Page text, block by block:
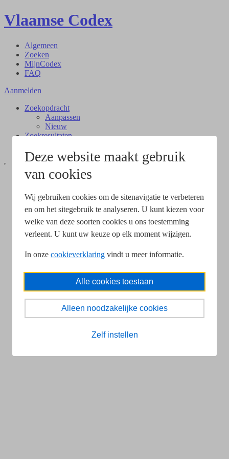
Deze website maakt gebruik
van cookies
Wij gebruiken cookies om de sitenavigatie te verbeteren
en om het sitegebruik te analyseren. U kunt kiezen voor
welke van deze soorten cookies u ons toestemming
verleent. U kunt uw keuze op elk moment wijzigen.
In onze cookieverklaring vindt u meer informatie.
Alle cookies toestaan
Alleen noodzakelijke cookies
Zelf instellen
Vlaamse Codex
Algemeen
Zoeken
MijnCodex
FAQ
Aanmelden
Zoekopdracht
Aanpassen
Nieuw
Zoekresultaten